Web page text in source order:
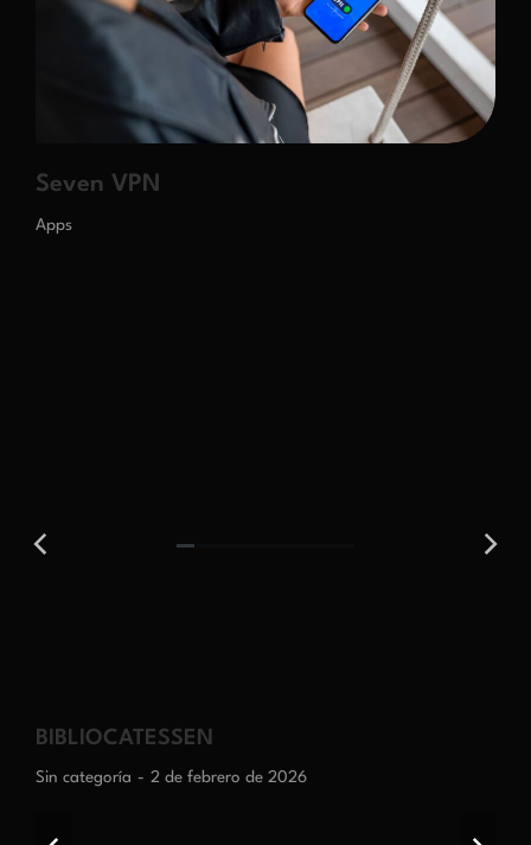
Seven VPN
Apps
BIBLIOCATESSEN
Sin categoría 2 de febrero de 2026